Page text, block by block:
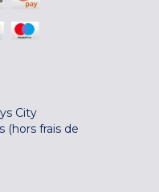
City
(hors frais de